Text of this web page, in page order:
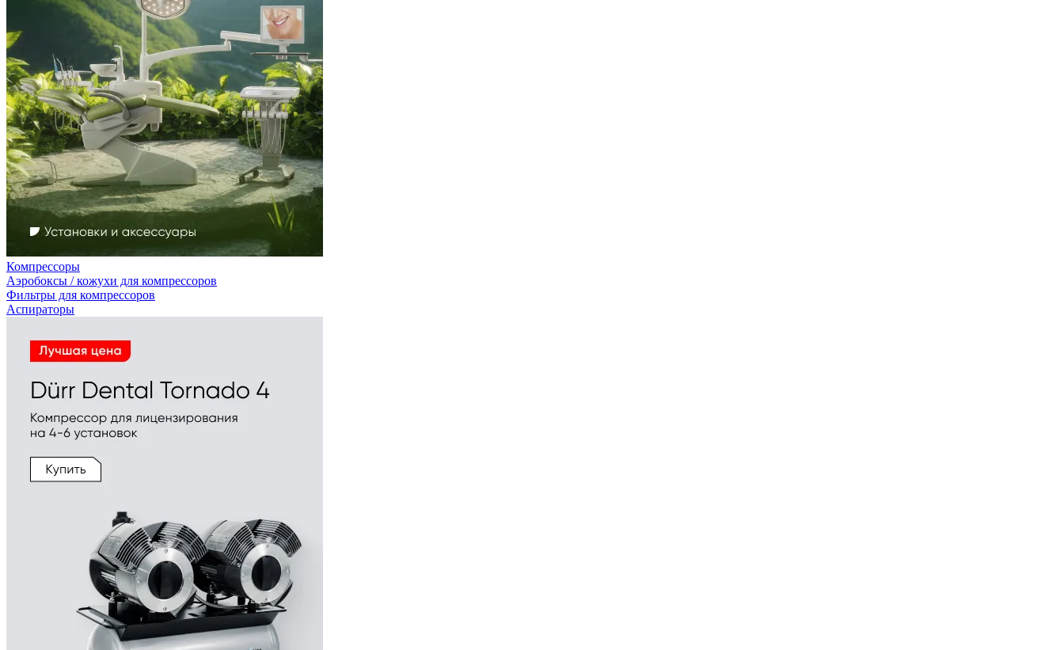
Компрессоры
Аэробоксы / кожухи для компрессоров
Фильтры для компрессоров
Аспираторы